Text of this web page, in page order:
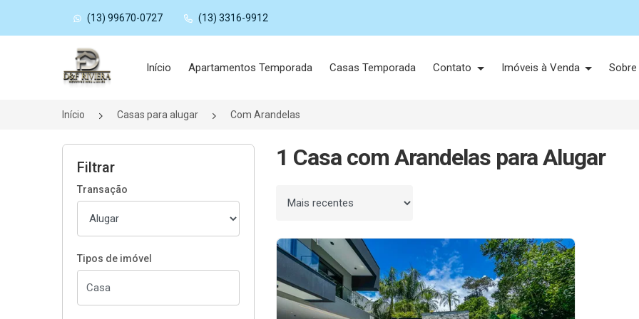
(13) 99670-0727 (13) 3316-9912
Página inicial
Início Apartamentos Temporada Casas Temporada Contato Imóveis à Venda
Início Casas para alugar Com Arandelas
Filtrar
Transação
Tipos de imóvel
1 Casa com Arandelas para Alugar
Ordenar por